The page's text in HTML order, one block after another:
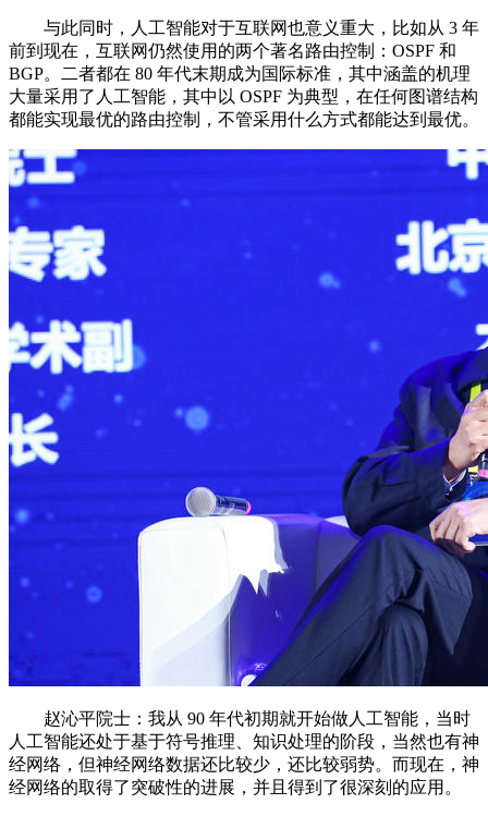
与此同时，人工智能对于互联网也意义重大，比如从 3 年
前到现在，互联网仍然使用的两个著名路由控制：OSPF 和
BGP。二者都在 80 年代末期成为国际标准，其中涵盖的机理
大量采用了人工智能，其中以 OSPF 为典型，在任何图谱结构
都能实现最优的路由控制，不管采用什么方式都能达到最优。
赵沁平院士：我从 90 年代初期就开始做人工智能，当时
人工智能还处于基于符号推理、知识处理的阶段，当然也有神
经网络，但神经网络数据还比较少，还比较弱势。而现在，神
经网络的取得了突破性的进展，并且得到了很深刻的应用。